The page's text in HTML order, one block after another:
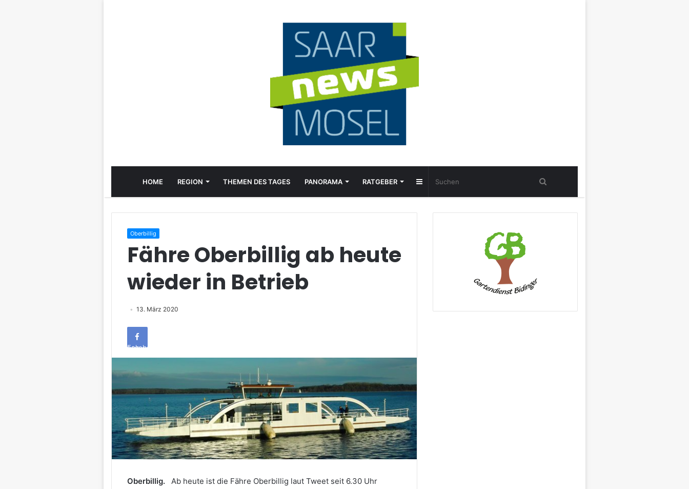
HOME REGION THEMEN DES TAGES PANORAMA RATGEBER Sidebar
Oberbillig
Fähre Oberbillig ab heute
wieder in Betrieb
13. März 2020
Facebook
Oberbillig. Ab heute ist die Fähre Oberbillig laut Tweet seit 6.30 Uhr